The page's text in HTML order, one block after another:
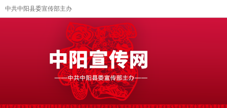
中共中阳县委宣传部主办